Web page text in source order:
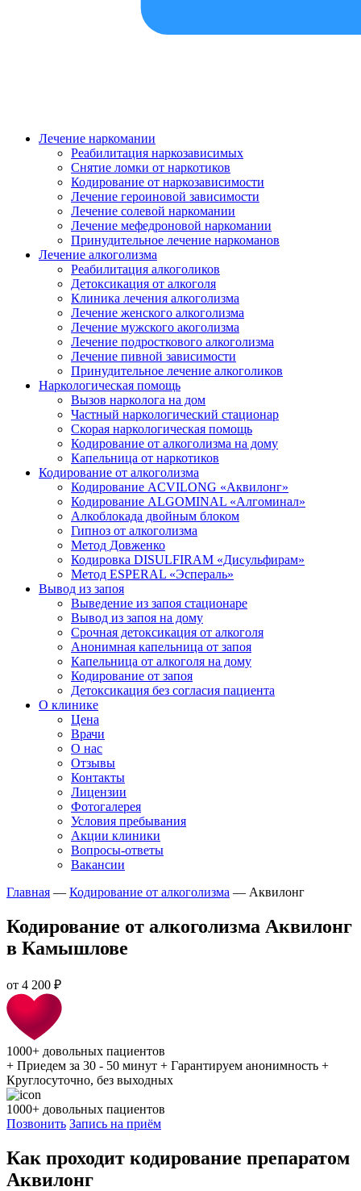
Лечение наркомании
Реабилитация наркозависимых
Снятие ломки от наркотиков
Кодирование от наркозависимости
Лечение героиновой зависимости
Лечение солевой наркомании
Лечение мефедроновой наркомании
Принудительное лечение наркоманов
Лечение алкоголизма
Реабилитация алкоголиков
Детоксикация от алкоголя
Клиника лечения алкоголизма
Лечение женского алкоголизма
Лечение мужского акоголизма
Лечение подросткового алкоголизма
Лечение пивной зависимости
Принудительное лечение алкоголиков
Наркологическая помощь
Вызов нарколога на дом
Частный наркологический стационар
Скорая наркологическая помощь
Кодирование от алкоголизма на дому
Капельница от наркотиков
Кодирование от алкоголизма
Кодирование ACVILONG «Аквилонг»
Кодирование ALGOMINAL «Алгоминал»
Алкоблокада двойным блоком
Гипноз от алкоголизма
Метод Довженко
Кодировка DISULFIRAM «Дисульфирам»
Метод ESPERAL «Эспераль»
Вывод из запоя
Выведение из запоя стационаре
Вывод из запоя на дому
Срочная детоксикация от алкоголя
Анонимная капельница от запоя
Капельница от алкоголя на дому
Кодирование от запоя
Детоксикация без согласия пациента
О клинике
Цена
Врачи
О нас
Отзывы
Контакты
Лицензии
Фотогалерея
Условия пребывания
Акции клиники
Вопросы-ответы
Вакансии
Главная — Кодирование от алкоголизма — Аквилонг
Кодирование от алкоголизма Аквилонг
в Камышлове
от 4 200 ₽
1000+ довольных пациентов
+ Приедем за 30 - 50 минут + Гарантируем анонимность +
Круглосуточно, без выходных
1000+ довольных пациентов
Позвонить Запись на приём
Как проходит кодирование препаратом
Аквилонг